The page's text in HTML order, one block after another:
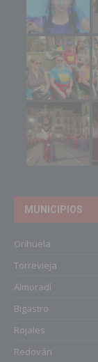
MUNICIPIOS
Orihuela
Torrevieja
Almoradí
Bigastro
Rojales
Redován